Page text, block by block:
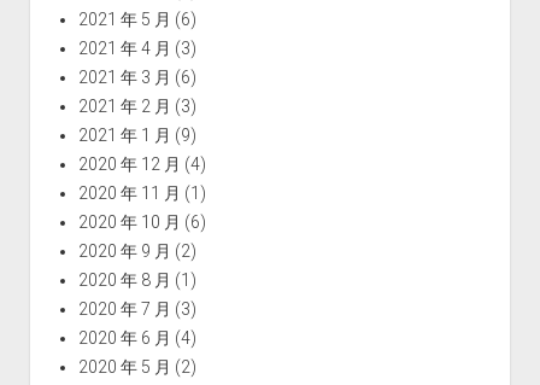
2021 年 5 月 (6)
2021 年 4 月 (3)
2021 年 3 月 (6)
2021 年 2 月 (3)
2021 年 1 月 (9)
2020 年 12 月 (4)
2020 年 11 月 (1)
2020 年 10 月 (6)
2020 年 9 月 (2)
2020 年 8 月 (1)
2020 年 7 月 (3)
2020 年 6 月 (4)
2020 年 5 月 (2)